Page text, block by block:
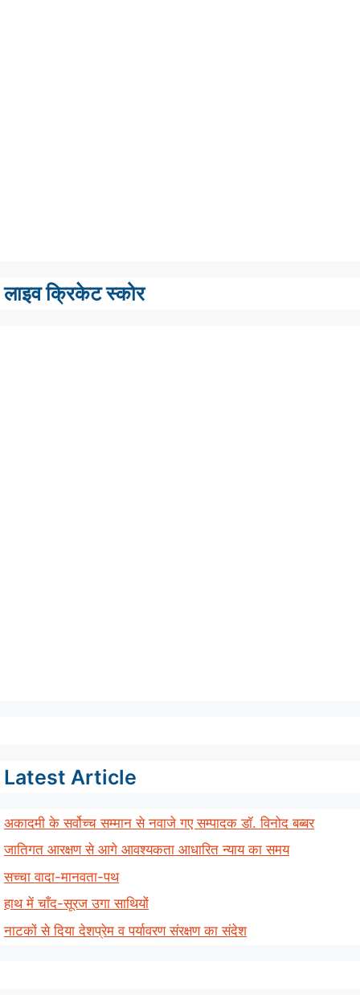
लाइव क्रिकेट स्कोर
Latest Article
अकादमी के सर्वोच्च सम्मान से नवाजे गए सम्पादक डॉ. विनोद बब्बर
जातिगत आरक्षण से आगे आवश्यकता आधारित न्याय का समय
सच्चा वादा-मानवता-पथ
हाथ में चाँद-सूरज उगा साथियों
नाटकों से दिया देशप्रेम व पर्यावरण संरक्षण का संदेश